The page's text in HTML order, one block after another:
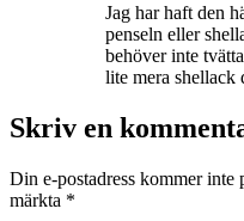
Jag har haft den
penseln eller
behöver inte
lite mera shellack
Skriv en
Din e-postadress kommer inte
märkta *